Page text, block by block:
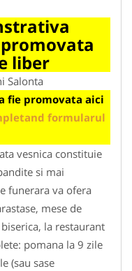
liber
Salonta
fie promovata aici
formularul
vesnica constituie
si mai
funerara va ofera
mese de
la restaurant
pomana la 9 zile
(sau sase